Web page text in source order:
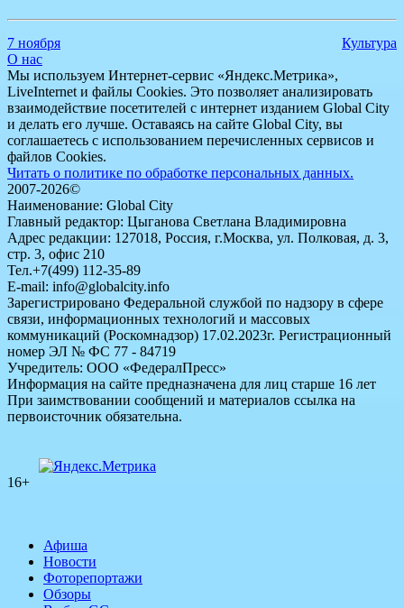
7 ноября
Культура
О нас
Мы используем Интернет-сервис «Яндекс.Метрика»,
LiveInternet и файлы Cookies. Это позволяет анализировать
взаимодействие посетителей с интернет изданием Global City
и делать его лучше. Оставаясь на сайте Global City, вы
соглашаетесь с использованием перечисленных сервисов и
файлов Cookies.
Читать о политике по обработке персональных данных.
2007-2026©
Наименование: Global City
Главный редактор: Цыганова Светлана Владимировна
Адрес редакции: 127018, Россия, г.Москва, ул. Полковая, д. 3,
стр. 3, офис 210
Тел.+7(499) 112-35-89
E-mail: info@globalcity.info
Зарегистрировано Федеральной службой по надзору в сфере
связи, информационных технологий и массовых
коммуникаций (Роскомнадзор) 17.02.2023г. Регистрационный
номер ЭЛ № ФС 77 - 84719
Учредитель: ООО «ФедералПресс»
Информация на сайте предназначена для лиц старше 16 лет
При заимствовании сообщений и материалов ссылка на
первоисточник обязательна.
16+
Афиша
Новости
Фоторепортажи
Обзоры